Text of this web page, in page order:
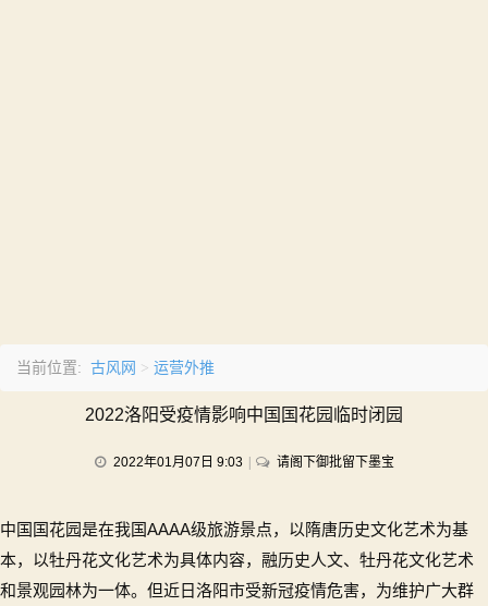
当前位置: 古风网 > 运营外推
2022洛阳受疫情影响中国国花园临时闭园
2022年01月07日 9:03 请阁下御批留下墨宝on
阳
受
疫
中国国花园是在我国AAAA级旅游景点，以隋唐历史文化艺术为基
本，以牡丹花文化艺术为具体内容，融历史人文、牡丹花文化艺术
和景观园林为一体。但近日洛阳市受新冠疫情危害，为维护广大群